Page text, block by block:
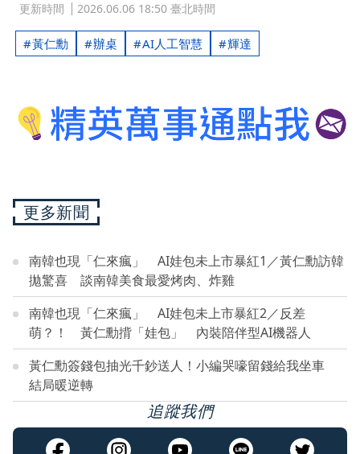
更新時間 2026.06.06 18:50 臺北時間
黃仁勳 辦桌 AI人工智慧 輝達
更多新聞
南韓也現「仁來瘋」 AI娃包未上市暴紅1／黃仁勳訪韓
拋驚喜 談南韓美食最愛烤肉、炸雞
南韓也現「仁來瘋」 AI娃包未上市暴紅2／反差
萌？！ 黃仁勳揹「娃包」 內裝陪伴型AI機器人
黃仁勳簽錢包抽光千鈔送人！小編哭嚎留錢給我坐車
結局暖逆轉
追蹤我們